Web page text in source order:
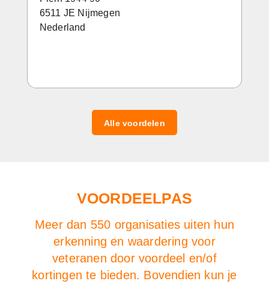
6511 JE Nijmegen
Nederland
Alle voordelen
VOORDEELPAS
Meer dan 550 organisaties uiten hun
erkenning en waardering voor
veteranen door voordeel en/of
kortingen te bieden. Bovendien kun je